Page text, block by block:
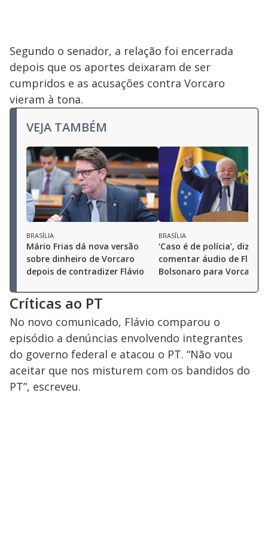
Segundo o senador, a relação foi encerrada
depois que os aportes deixaram de ser
cumpridos e as acusações contra Vorcaro
vieram à tona.
VEJA TAMBÉM
BRASÍLIA
Mário Frias dá nova versão
sobre dinheiro de Vorcaro
depois de contradizer Flávio
BRASÍLIA
‘Caso é de polícia’, diz
comentar áudio de Flávio
Bolsonaro para Vorcaro
Críticas ao PT
No novo comunicado, Flávio comparou o
episódio a denúncias envolvendo integrantes
do governo federal e atacou o PT. “Não vou
aceitar que nos misturem com os bandidos do
PT”, escreveu.